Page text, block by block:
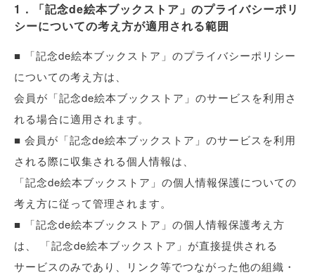
1．「記念de絵本ブックストア」のプライバシーポリ
シーについての考え方が適用される範囲
■ 「記念de絵本ブックストア」のプライバシーポリシー
についての考え方は、
会員が「記念de絵本ブックストア」のサービスを利用さ
れる場合に適用されます。
■ 会員が「記念de絵本ブックストア」のサービスを利用
される際に収集される個人情報は、
「記念de絵本ブックストア」の個人情報保護についての
考え方に従って管理されます。
■ 「記念de絵本ブックストア」の個人情報保護考え方
は、 「記念de絵本ブックストア」が直接提供される
サービスのみであり、リンク等でつながった他の組織・